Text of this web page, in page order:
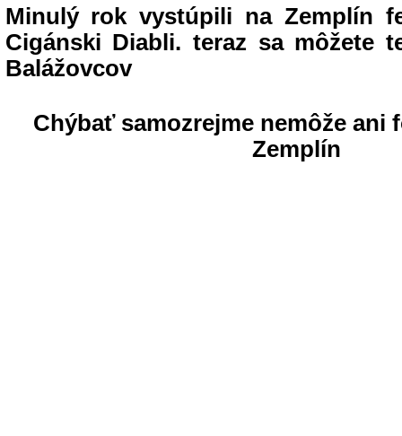
Minulý rok vystúpili na Zemplín
Cigánski Diabli. teraz sa môžete
Balážovcov
Chýbať samozrejme nemôže ani
Zemplín